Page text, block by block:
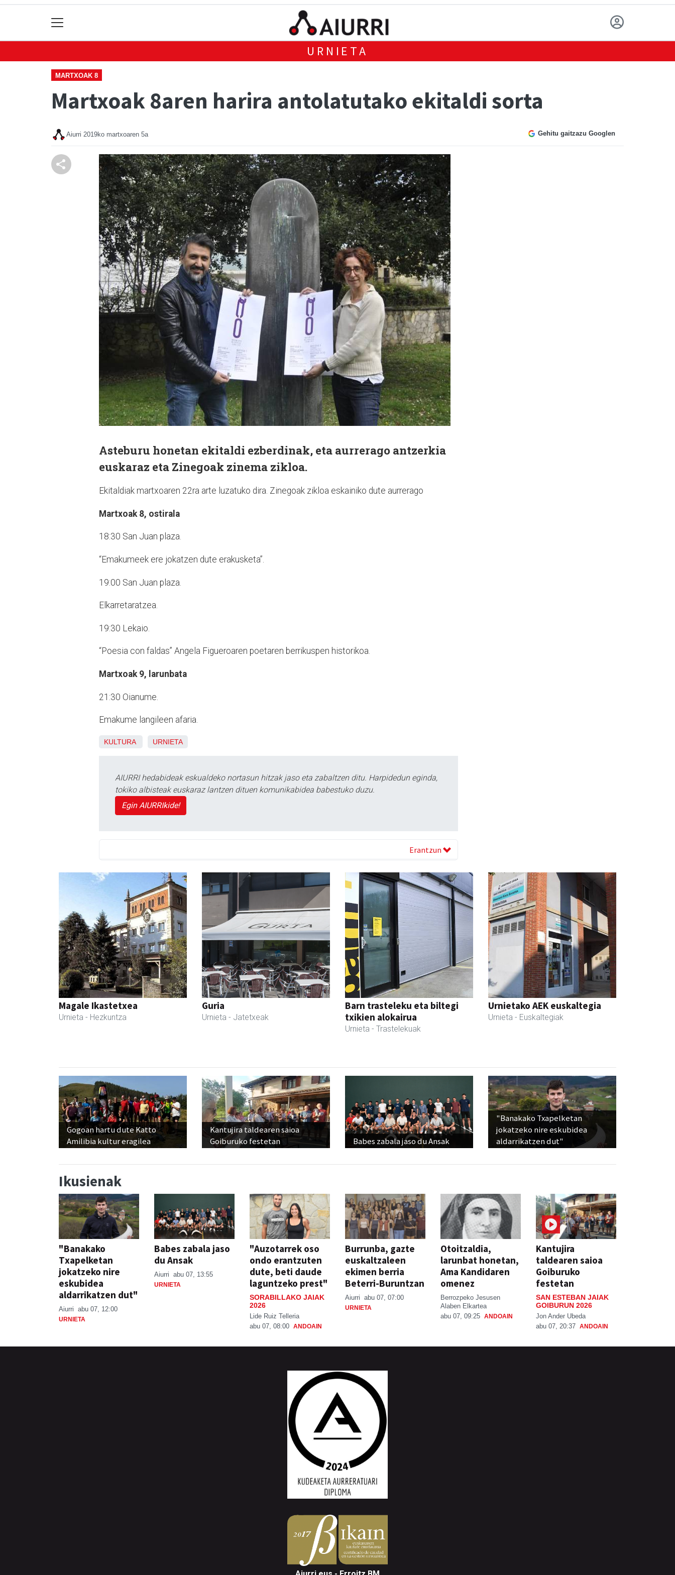
URNIETA
MARTXOAK 8
Martxoak 8aren harira antolatutako ekitaldi sorta
Aiurri 2019ko martxoaren 5a Gehitu gaitzazu Googlen
Asteburu honetan ekitaldi ezberdinak, eta aurrerago antzerkia
euskaraz eta Zinegoak zinema zikloa.
Ekitaldiak martxoaren 22ra arte luzatuko dira. Zinegoak zikloa eskainiko dute aurrerago
Martxoak 8, ostirala
18:30 San Juan plaza.
“Emakumeek ere jokatzen dute erakusketa”.
19:00 San Juan plaza.
Elkarretaratzea.
19:30 Lekaio.
“Poesia con faldas” Angela Figueroaren poetaren berrikuspen historikoa.
Martxoak 9, larunbata
21:30 Oianume.
Emakume langileen afaria.
KULTURA URNIETA
AIURRI hedabideak eskualdeko nortasun hitzak jaso eta zabaltzen ditu. Harpidedun eginda,
tokiko albisteak euskaraz lantzen dituen komunikabidea babestuko duzu.
Egin AIURRIkide!
Erantzun
Magale Ikastetxea
Urnieta - Hezkuntza
Guria
Urnieta - Jatetxeak
Barn trasteleku eta biltegi
txikien alokairua
Urnieta - Trastelekuak
Urnietako AEK euskaltegia
Urnieta - Euskaltegiak
Gogoan hartu dute Katto
Amilibia kultur eragilea
Kantujira taldearen saioa
Goiburuko festetan
Babes zabala jaso du Ansak
"Banakako Txapelketan
jokatzeko nire eskubidea
aldarrikatzen dut"
Ikusienak
"Banakako
Txapelketan
jokatzeko nire
eskubidea
aldarrikatzen dut"
Aiurri abu 07, 12:00
URNIETA
Babes zabala jaso
du Ansak
Aiurri abu 07, 13:55
URNIETA
"Auzotarrek oso
ondo erantzuten
dute, beti daude
laguntzeko prest"
SORABILLAKO JAIAK
2026
Lide Ruiz Telleria
abu 07, 08:00 ANDOAIN
Burrunba, gazte
euskaltzaleen
ekimen berria
Beterri-Buruntzan
Aiurri abu 07, 07:00
URNIETA
Otoitzaldia,
larunbat honetan,
Ama Kandidaren
omenez
Berrozpeko Jesusen
Alaben Elkartea
abu 07, 09:25 ANDOAIN
Kantujira
taldearen saioa
Goiburuko
festetan
SAN ESTEBAN JAIAK
GOIBURUN 2026
Jon Ander Ubeda
abu 07, 20:37 ANDOAIN